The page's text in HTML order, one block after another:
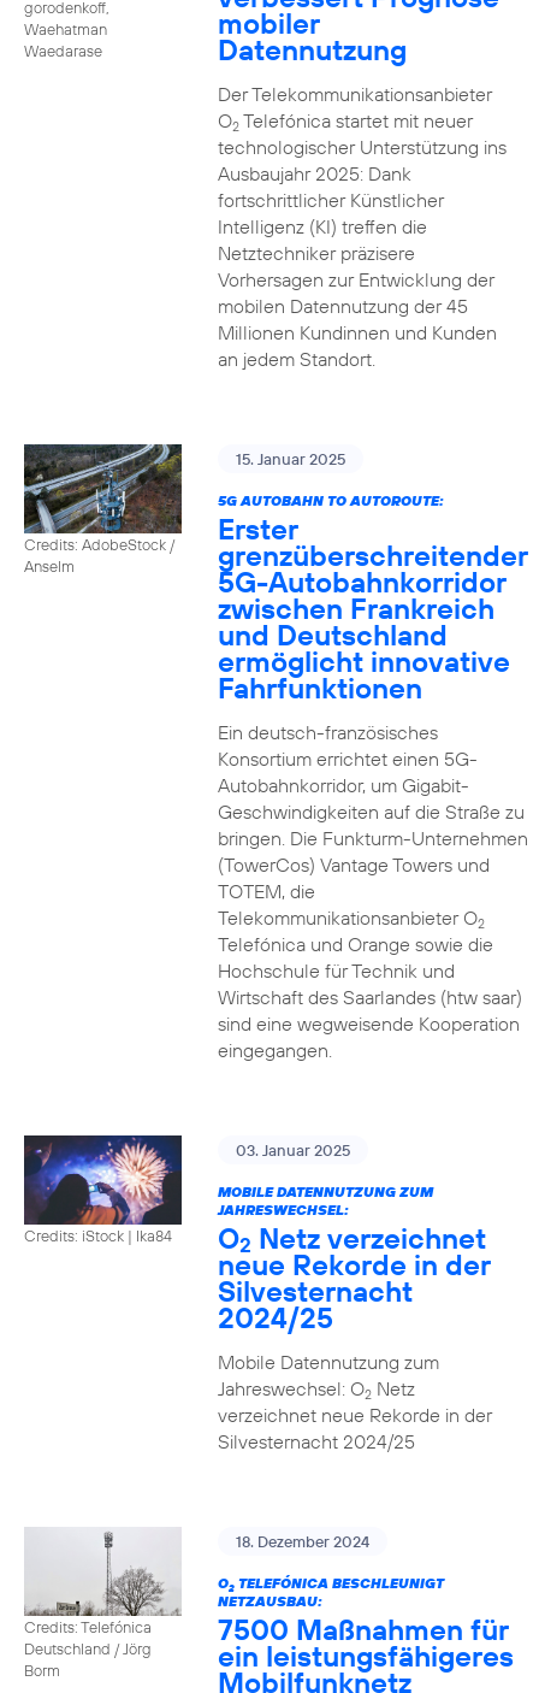
gorodenkoff,
Waehatman
Waedarase
mobiler
Datennutzung
Der Telekommunikationsanbieter
O2Telefónica startet mit neuer
technologischer Unterstützung ins
Ausbaujahr 2025: Dank
fortschrittlicher Künstlicher
Intelligenz (KI) treffen die
Netztechniker präzisere
Vorhersagen zur Entwicklung der
mobilen Datennutzung der 45
Millionen Kundinnen und Kunden
an jedem Standort.
Credits: AdobeStock /
Anselm
15. Januar 2025
5G AUTOBAHN TO AUTOROUTE:
Erster
grenzüberschreitender
5G-Autobahnkorridor
zwischen Frankreich
und Deutschland
ermöglicht innovative
Fahrfunktionen
Ein deutsch-französisches
Konsortium errichtet einen 5G-
Autobahnkorridor, um Gigabit-
Geschwindigkeiten auf die Straße zu
bringen. Die Funkturm-Unternehmen
(TowerCos) Vantage Towers und
TOTEM, die
Telekommunikationsanbieter O2
Telefónica und Orange sowie die
Hochschule für Technik und
Wirtschaft des Saarlandes (htw saar)
sind eine wegweisende Kooperation
eingegangen.
Credits: iStock | Ika84
03. Januar 2025
MOBILE DATENNUTZUNG ZUM
JAHRESWECHSEL:
O2 Netz verzeichnet
neue Rekorde in der
Silvesternacht
2024/25
Mobile Datennutzung zum
Jahreswechsel: O2Netz
verzeichnet neue Rekorde in der
Silvesternacht 2024/25
Credits: Telefónica
Deutschland / Jörg
Borm
18. Dezember 2024
O2TELEFÓNICA BESCHLEUNIGT
NETZAUSBAU:
7500 Maßnahmen für
ein leistungsfähigeres
Mobilfunknetz